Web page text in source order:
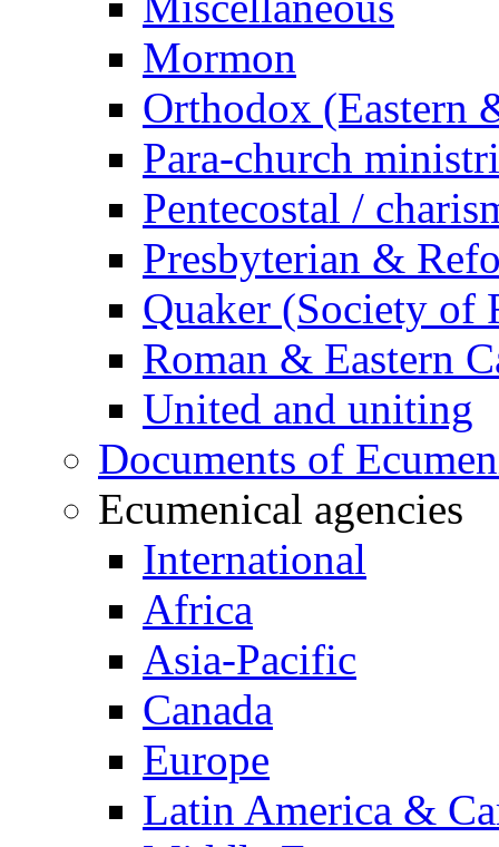
Mormon
Orthodox (Eastern
Para-church
Pentecostal /
Presbyterian &
Quaker (Society of
Roman & Eastern
United and uniting
Documents of
Ecumenical agencies
International
Africa
Asia-Pacific
Canada
Europe
Latin America &